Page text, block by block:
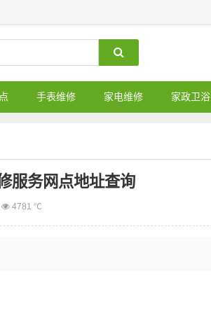
手表维修 家电维修 家政卫浴
服务网点地址查询
4781 ℃